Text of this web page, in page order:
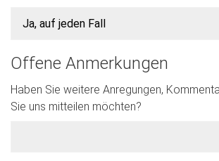
Offene Anmerkungen
Haben Sie weitere Anregungen,
Sie uns mitteilen möchten?